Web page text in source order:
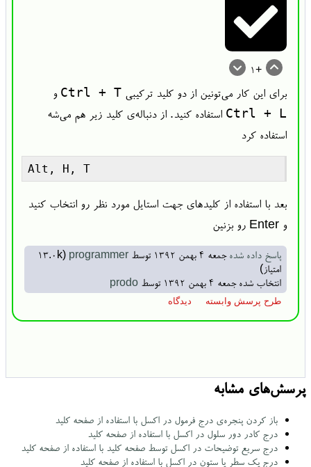
پرسش‌های مشابه
باز کردن پنجره‌ی درج فرمول در اکسل با استفاده از صفحه کلید
درج کادر دور سلول در اکسل با استفاده از صفحه کلید
درج سریع توضیحات در اکسل توسط صفحه کلید با استفاده از صفحه کلید
درج یک سطر یا ستون در اکسل با استفاده از صفحه کلید
+1
برای این کار می‌تونین از دو کلید ترکیبی Ctrl + T و
Ctrl + L استفاده کنید. از دنباله‌ی کلید زیر هم می‌شه
استفاده کرد
بعد با استفاده از کلیدهای جهت استایل مورد نظر رو انتخاب کنید
و Enter رو بزنین
پاسخ داده شده جمعه ۴ بهمن ۱۳۹۲ توسط programmer
(
13.0k
امتیاز)
انتخاب شده جمعه ۴ بهمن ۱۳۹۲ توسط prodo